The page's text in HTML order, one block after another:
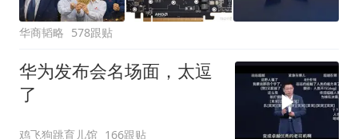
华商韬略 578跟贴
华为发布会名场面，太逗
了
鸡飞狗跳育儿馆 166跟贴